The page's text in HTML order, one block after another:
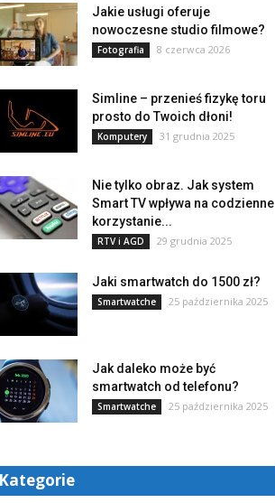
Jakie usługi oferuje
nowoczesne studio filmowe?
Fotografia 8 czerwca 2026
Simline – przenieś fizykę toru
prosto do Twoich dłoni!
Komputery 31 grudnia 2025
Nie tylko obraz. Jak system
Smart TV wpływa na codzienne
korzystanie...
RTV i AGD 29 grudnia 2025
Jaki smartwatch do 1500 zł?
Smartwatche 25 października 2025
Jak daleko może być
smartwatch od telefonu?
Smartwatche 25 października 2025
Kategorie